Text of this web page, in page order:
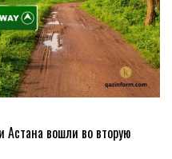
Астана вошли во вторую